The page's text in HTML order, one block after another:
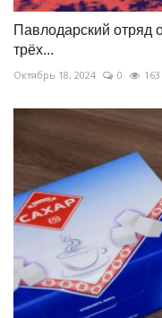
Павлодарский отряд
трёх...
Октябрь 18, 2024 0 163